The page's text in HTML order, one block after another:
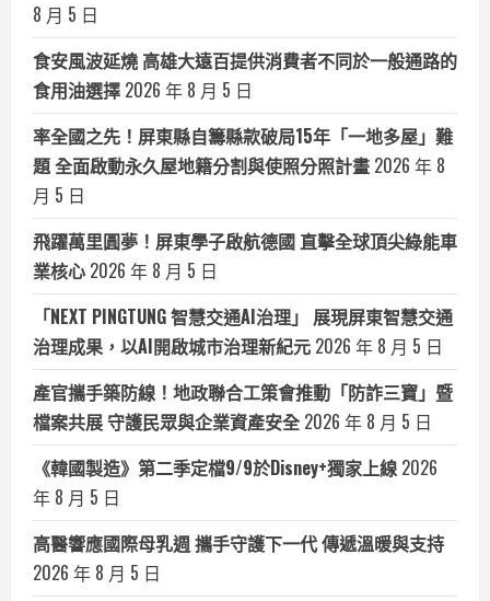
8 月 5 日
食安風波延燒 高雄大遠百提供消費者不同於一般通路的
食用油選擇 2026 年 8 月 5 日
率全國之先！屏東縣自籌縣款破局15年「一地多屋」難
題 全面啟動永久屋地籍分割與使照分照計畫 2026 年 8
月 5 日
飛躍萬里圓夢！屏東學子啟航德國 直擊全球頂尖綠能車
業核心 2026 年 8 月 5 日
「NEXT PINGTUNG 智慧交通AI治理」 展現屏東智慧交通
治理成果，以AI開啟城市治理新紀元 2026 年 8 月 5 日
產官攜手築防線！地政聯合工策會推動「防詐三寶」暨
檔案共展 守護民眾與企業資產安全 2026 年 8 月 5 日
《韓國製造》第二季定檔9/9於Disney+獨家上線 2026
年 8 月 5 日
高醫響應國際母乳週 攜手守護下一代 傳遞溫暖與支持
2026 年 8 月 5 日